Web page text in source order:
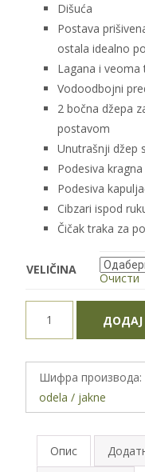
Dišuća
Postava
ostala idealno
Lagana i
Vodoodbojni
2 bočna džepa
postavom
Unutrašnji džep
Podesiva kragna
Podesiva
Cibzari ispod
Čičak traka za
VELIČINA
Очисти
Thermo
Jacket
количина
ДОДАЈ
Шифра производа:
odela / jakne
Опис